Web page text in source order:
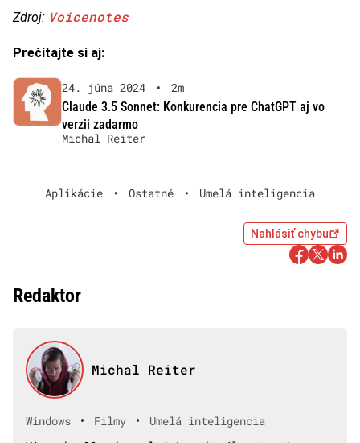
Zdroj: Voicenotes
Prečítajte si aj:
24. júna 2024 •
2m
Claude 3.5 Sonnet: Konkurencia pre ChatGPT aj vo
verzii zadarmo
Michal Reiter
Aplikácie • Ostatné • Umelá inteligencia
Nahlásiť chybu
Redaktor
Michal Reiter
Windows • Filmy •
Umelá inteligencia